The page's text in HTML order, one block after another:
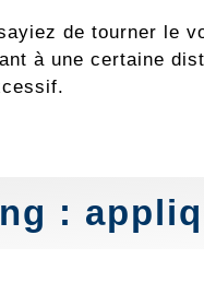
de tourner le
à une certaine
: